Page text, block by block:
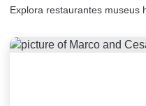
Explora restaurantes museus